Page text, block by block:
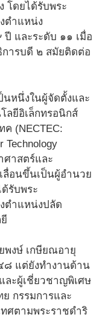
โดยได้รับพระ
ตําแหน่ง
ปี และระดับ ๑๑ เมื่อ
การบดี ๒ สมัยติดต่อ
นหนึ่งในผู้จัดตั้งและ
ลยีอิเล็กทรอนิกส์
ค (NECTEC:
Technology
ศาสตร์และ
ลื่อนขึ้นเป็นผู้อํานวย
รับพระ
ตําแหน่งปลัด
พงษ์ เกษียณอายุ
๘ แต่ยังทํางานด้าน
ละผู้เชี่ยวชาญพิเศษ
กรรมการและ
ศตามพระราชดําริ